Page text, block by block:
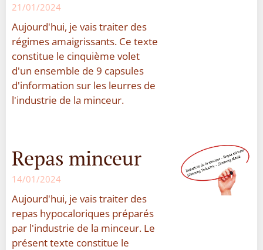
21/01/2024
Aujourd'hui, je vais traiter des
régimes amaigrissants. Ce texte
constitue le cinquième volet
d'un ensemble de 9 capsules
d'information sur les leurres de
l'industrie de la minceur.
Repas minceur
14/01/2024
Aujourd'hui, je vais traiter des
repas hypocaloriques préparés
par l'industrie de la minceur. Le
présent texte constitue le